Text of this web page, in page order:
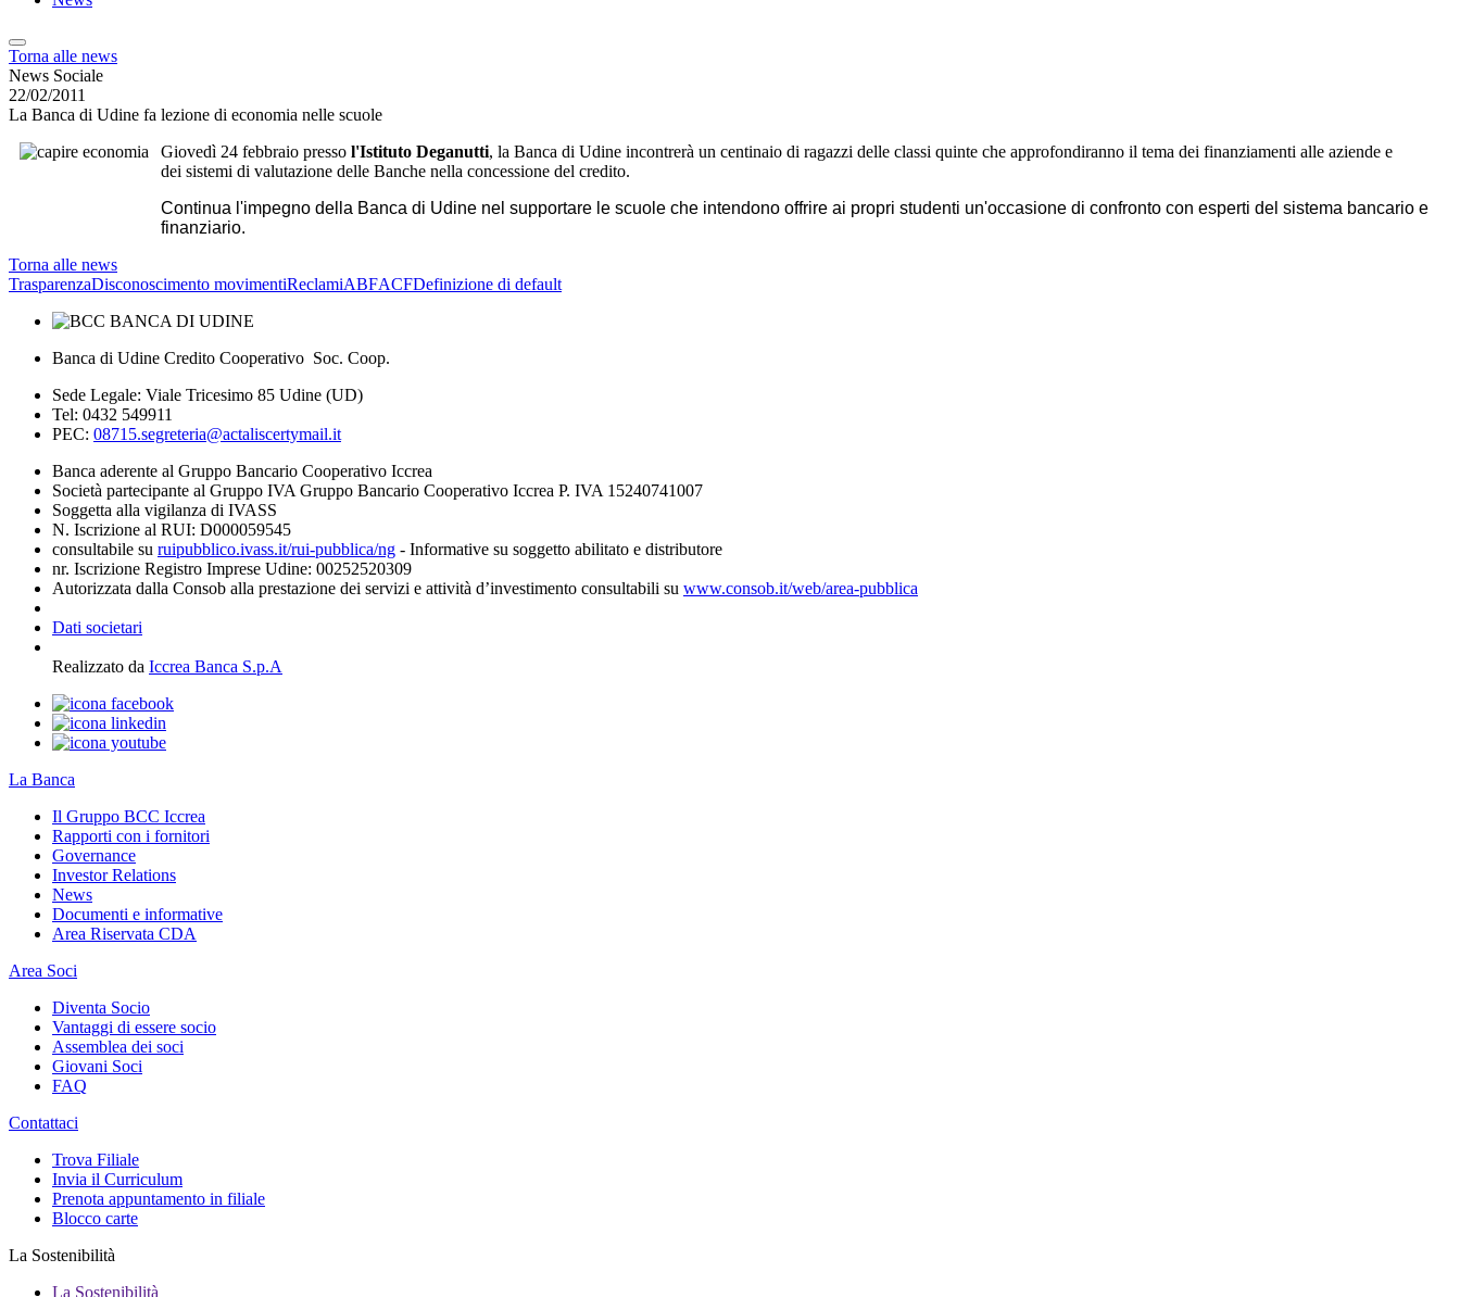
Torna alle news
News Sociale
22/02/2011
La Banca di Udine fa lezione di economia nelle scuole
Giovedì 24 febbraio presso l'Istituto Deganutti, la Banca di Udine incontrerà un centinaio di ragazzi delle classi quinte che approfondiranno il tema dei finanziamenti alle aziende e
dei sistemi di valutazione delle Banche nella concessione del credito.
Continua l'impegno della Banca di Udine nel supportare le scuole che intendono offrire ai propri studenti un'occasione di confronto con esperti del sistema bancario e
finanziario.
Torna alle news
TrasparenzaDisconoscimento movimentiReclamiABFACFDefinizione di default
Banca di Udine Credito Cooperativo Soc. Coop.
Sede Legale: Viale Tricesimo 85 Udine (UD)
Tel: 0432 549911
PEC: 08715.segreteria@actaliscertymail.it
Banca aderente al Gruppo Bancario Cooperativo Iccrea
Società partecipante al Gruppo IVA Gruppo Bancario Cooperativo Iccrea P. IVA 15240741007
Soggetta alla vigilanza di IVASS
N. Iscrizione al RUI: D000059545
consultabile su ruipubblico.ivass.it/rui-pubblica/ng - Informative su soggetto abilitato e distributore
nr. Iscrizione Registro Imprese Udine: 00252520309
Autorizzata dalla Consob alla prestazione dei servizi e attività d’investimento consultabili su www.consob.it/web/area-pubblica
Dati societari
Realizzato da Iccrea Banca S.p.A
La Banca
Il Gruppo BCC Iccrea
Rapporti con i fornitori
Governance
Investor Relations
News
Documenti e informative
Area Riservata CDA
Area Soci
Diventa Socio
Vantaggi di essere socio
Assemblea dei soci
Giovani Soci
FAQ
Contattaci
Trova Filiale
Invia il Curriculum
Prenota appuntamento in filiale
Blocco carte
La Sostenibilità
La Sostenibilità